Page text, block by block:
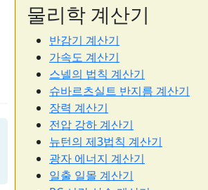
물리학 계산기
반감기 계산기
가속도 계산기
스넬의 법칙 계산기
슈바르츠실트 반지름 계산기
장력 계산기
전압 강하 계산기
뉴턴의 제3법칙 계산기
광자 에너지 계산기
일출 일몰 계산기